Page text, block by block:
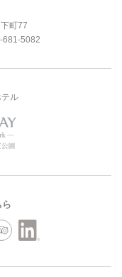
町77
681-5082
ル